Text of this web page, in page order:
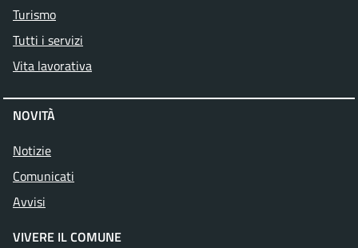
Turismo
Tutti i servizi
Vita lavorativa
NOVITÀ
Notizie
Comunicati
Avvisi
VIVERE IL COMUNE